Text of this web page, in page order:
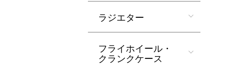
ラジエター
フライホイール・
クランクケース